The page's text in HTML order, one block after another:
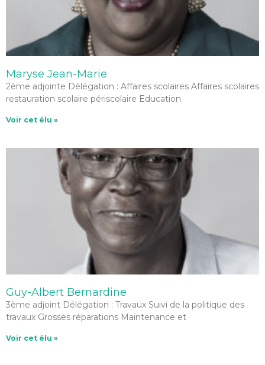
Maryse Jean-Marie
2ème adjointe Délégation : Affaires scolaires Affaires scolaires
restauration scolaire périscolaire Education
Voir cet élu »
Guy-Albert Bernardine
3ème adjoint Délégation : Travaux Suivi de la politique des
travaux Grosses réparations Maintenance et
Voir cet élu »